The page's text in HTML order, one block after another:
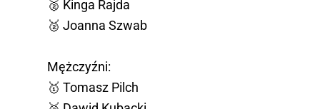
🥈 Kinga Rajda
🥈 Joanna Szwab
Mężczyźni:
🥇 Tomasz Pilch